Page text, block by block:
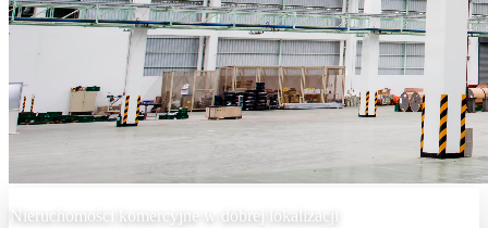
Nieruchomości komercyjne w dobrej lokalizacji